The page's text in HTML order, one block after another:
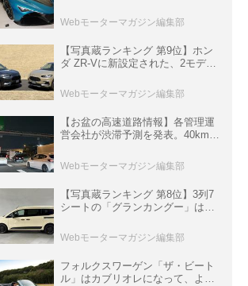
イパーカー【スーパーカークロニ
クル・完全版／116】
Webモーターマガジン編集部
【写真蔵ランキング 第9位】ホン
ダ ZR-Vに新設定された、2モデル
グ」と「ブラックスタイル」
Webモーターマガジン編集部
【お盆の高速道路情報】各管理運
営会社が渋滞予測を発表。40km以
数ある
Webモーターマガジン編集部
【写真蔵ランキング 第8位】3列7
シートの「グランカングー」は、
ア＆ブラックバンパーの組み合わ
せ
Webモーターマガジン編集部
フォルクスワーゲン「ザ・ビート
ル」はカブリオレになって、より